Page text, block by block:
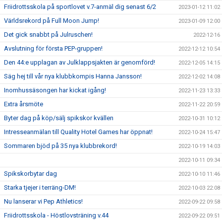
Friidrottsskola på sportlovet v.7-anmäl dig senast 6/2 2023-01-12 11:02
Världsrekord på Full Moon Jump! 2023-01-09 12:00
Det gick snabbt på Julruschen! 2022-12-16
Avslutning för första PEP-gruppen! 2022-12-12 10:54
Den 44:e upplagan av Julklappsjakten är genomförd! 2022-12-05 14:15
Säg hej till vår nya klubbkompis Hanna Jansson! 2022-12-02 14:08
Inomhussäsongen har kickat igång! 2022-11-23 13:33
Extra årsmöte 2022-11-22 20:59
Byter dag på köp/sälj spikskor kvällen 2022-10-31 10:12
Intresseanmälan till Quality Hotel Games har öppnat! 2022-10-24 15:47
Sommaren bjöd på 35 nya klubbrekord! 2022-10-19 14:03
2022-10-11 09:34
Spikskorbytar dag 2022-10-10 11:46
Starka tjejer i terräng-DM! 2022-10-03 22:08
Nu lanserar vi Pep Athletics! 2022-09-22 09:58
Friidrottsskola - Höstlovsträning v.44 2022-09-22 09:51